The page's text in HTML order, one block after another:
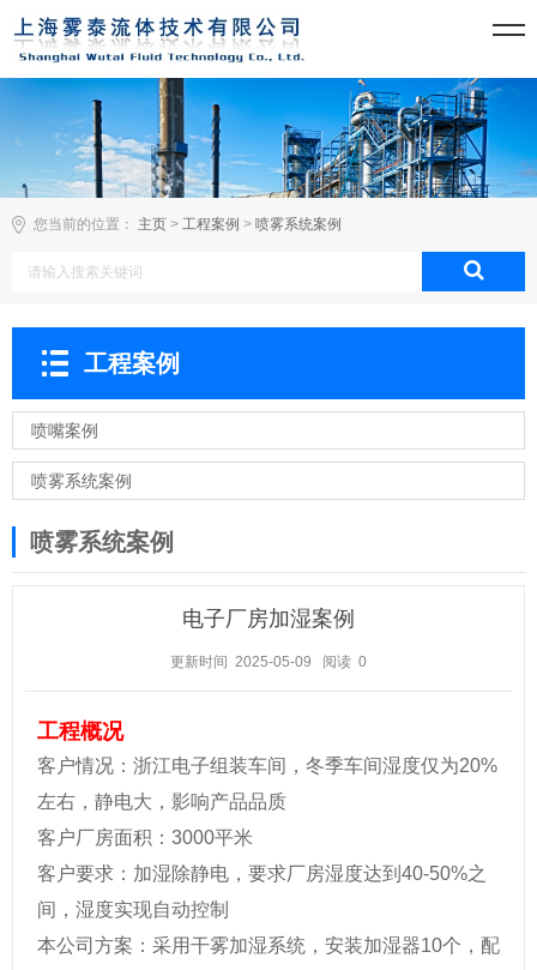
您当前的位置： 主页 > 工程案例 > 喷雾系统案例
工程案例
喷嘴案例
喷雾系统案例
喷雾系统案例
电子厂房加湿案例
更新时间 2025-05-09 阅读 0
工程概况
客户情况：浙江电子组装车间，冬季车间湿度仅为20%
左右，静电大，影响产品品质
客户厂房面积：3000平米
客户要求：加湿除静电，要求厂房湿度达到40-50%之
间，湿度实现自动控制
本公司方案：采用干雾加湿系统，安装加湿器10个，配